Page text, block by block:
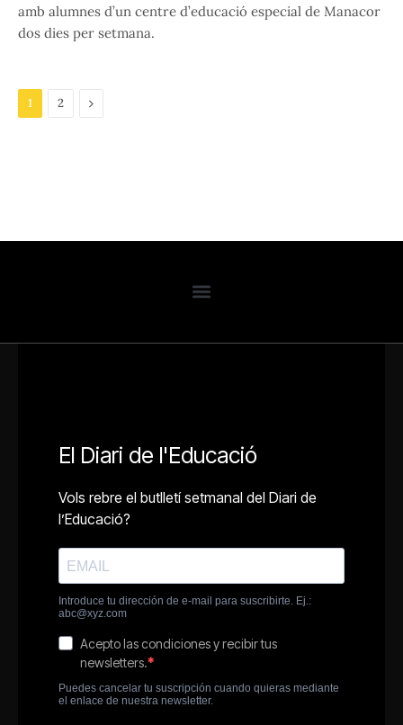
amb alumnes d’un centre d’educació especial de Manacor
dos dies per setmana.
1 2 Next